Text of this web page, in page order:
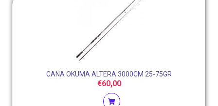
CANA OKUMA ALTERA 3000CM 25-75GR
€60,00